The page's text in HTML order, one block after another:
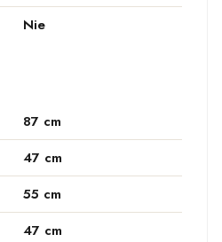
Nie
87 cm
47 cm
55 cm
47 cm